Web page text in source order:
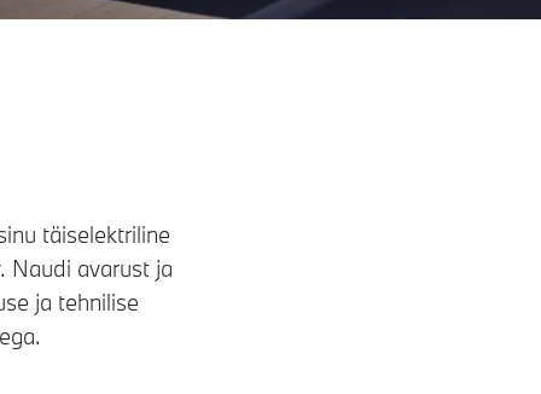
täiselektriline
Naudi avarust ja
ja tehnilise